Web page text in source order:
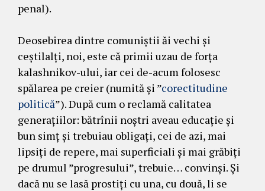
penal).
Deosebirea dintre comuniștii ăi vechi și
ceștilalți, noi, este că primii uzau de forța
kalashnikov-ului, iar cei de-acum folosesc
spălarea pe creier (numită și ”corectitudine
politică”). După cum o reclamă calitatea
generațiilor: bătrînii noștri aveau educație și
bun simț și trebuiau obligați, cei de azi, mai
lipsiți de repere, mai superficiali și mai grăbiți
pe drumul ”progresului”, trebuie… convinși. Și
dacă nu se lasă prostiți cu una, cu două, li se